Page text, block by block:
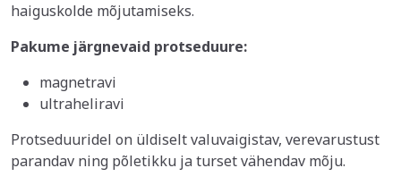
haiguskolde mõjutamiseks.
Pakume järgnevaid protseduure:
magnetravi
ultraheliravi
Protseduuridel on üldiselt valuvaigistav, verevarustust
parandav ning põletikku ja turset vähendav mõju.